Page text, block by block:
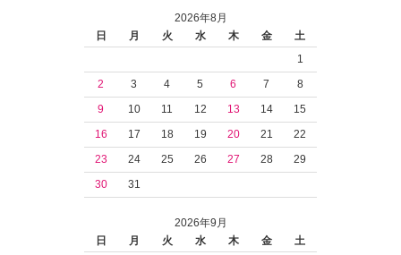
2026年8月
日
月 火 水 木 金
土
1
2
3 4 5 6 7
8
9
10 11 12 13 14
15
16
17 18 19 20 21
22
23
24 25 26 27 28
29
30
31
2026年9月
日
月 火 水 木 金
土